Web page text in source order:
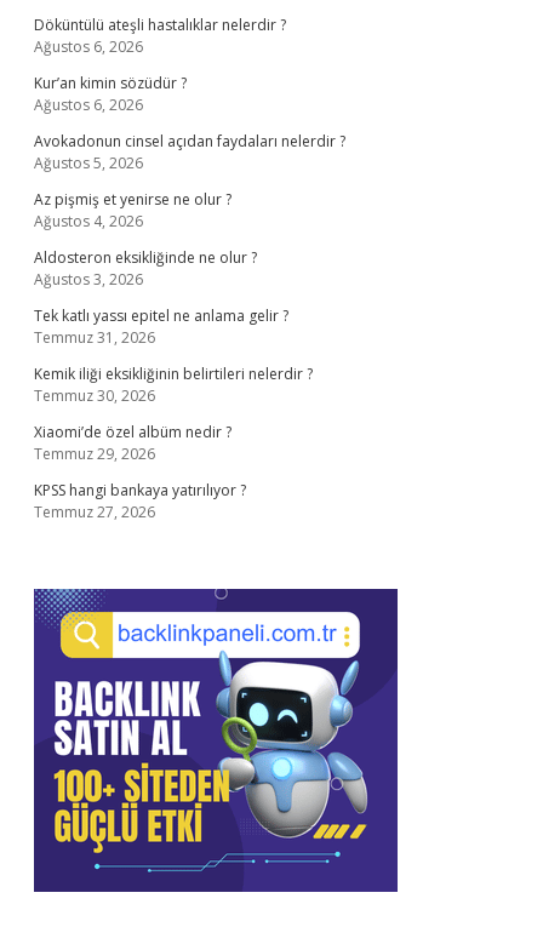
Döküntülü ateşli hastalıklar nelerdir ?
Ağustos 6, 2026
Kur’an kimin sözüdür ?
Ağustos 6, 2026
Avokadonun cinsel açıdan faydaları nelerdir ?
Ağustos 5, 2026
Az pişmiş et yenirse ne olur ?
Ağustos 4, 2026
Aldosteron eksikliğinde ne olur ?
Ağustos 3, 2026
Tek katlı yassı epitel ne anlama gelir ?
Temmuz 31, 2026
Kemik iliği eksikliğinin belirtileri nelerdir ?
Temmuz 30, 2026
Xiaomi’de özel albüm nedir ?
Temmuz 29, 2026
KPSS hangi bankaya yatırılıyor ?
Temmuz 27, 2026